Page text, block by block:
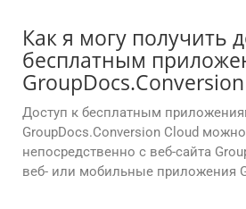
Как я могу получить
бесплатным
Доступ к бесплатным
GroupDocs.Conversion Cloud
непосредственно с веб-сайта
веб- или мобильные приложения